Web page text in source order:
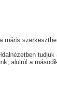
alulról a